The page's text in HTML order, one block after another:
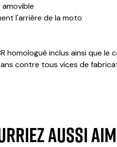
l'arrière de la moto
homologué inclus ainsi que le
contre tous vices de
AUSSI